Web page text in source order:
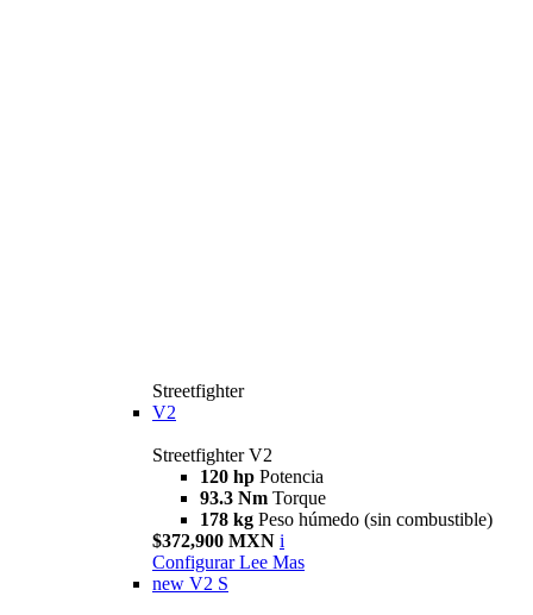
Streetfighter
V2
Streetfighter V2
120 hp Potencia
93.3 Nm Torque
178 kg Peso húmedo (sin combustible)
$372,900 MXN i
Configurar Lee Mas
new V2 S